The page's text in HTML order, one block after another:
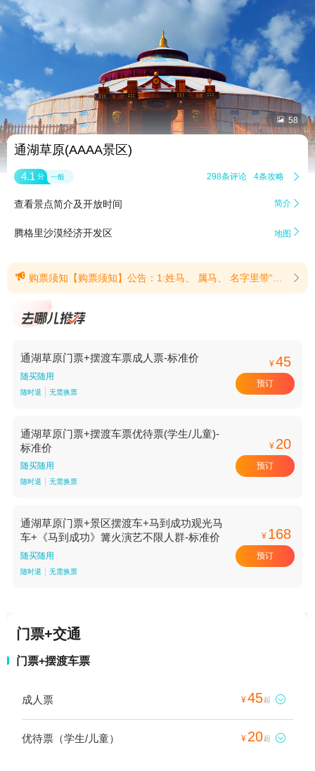
 58
通湖草原(AAAA景区)
4.1 分 一般 298条评论 4条攻略 
查看景点简介及开放时间 简介 
腾格里沙漠经济开发区 地图 
 购票须知【购票须知】公告：1:姓马、 属马、 名字里带“马”字的游客免景区门票；2:入园游客免费观看驼铃牧歌实景演艺（11:30开始） 、天马牧歌实景演艺（15:00开始）；3:沙漠游玩项目19:30停止运营，请各位游客提前规划游玩时间。(提示有效期2026/8/10至2026/10/31) 
通湖草原门票+摆渡车票成人票-标准价
随买随用
随时退 无需换票
¥45
预订
通湖草原门票+摆渡车票优待票(学生/儿童)-
标准价
随买随用
随时退 无需换票
¥ 20
预订
通湖草原门票+景区摆渡车+马到成功观光马
车+《马到成功》篝火演艺不限人群-标准价
随买随用
随时退 无需换票
¥ 168
预订
门票+交通
门票+摆渡车票
成人票 ¥45起 
优待票（学生/儿童） ¥ 20起 
